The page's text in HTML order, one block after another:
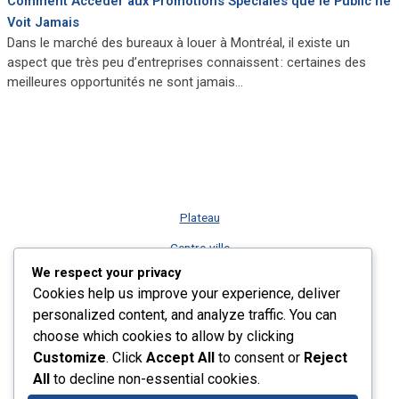
Voit Jamais
Dans le marché des bureaux à louer à Montréal, il existe un
aspect que très peu d’entreprises connaissent : certaines des
meilleures opportunités ne sont jamais…
Plateau
Centre-ville
Vieux-Montréal
Rive-Sud
Nos services
Plus récents listings
We respect your privacy
Cookies help us improve your experience, deliver
personalized content, and analyze traffic. You can
choose which cookies to allow by clicking
Customize. Click Accept All to consent or Reject
All to decline non-essential cookies.